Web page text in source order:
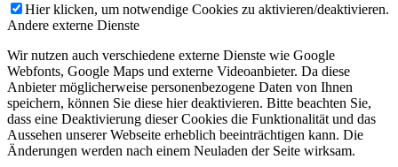
Hier klicken, um notwendige Cookies zu aktivieren/deaktivieren.
Andere externe Dienste
Wir nutzen auch verschiedene externe Dienste wie Google
Webfonts, Google Maps und externe Videoanbieter. Da diese
Anbieter möglicherweise personenbezogene Daten von Ihnen
speichern, können Sie diese hier deaktivieren. Bitte beachten Sie,
dass eine Deaktivierung dieser Cookies die Funktionalität und das
Aussehen unserer Webseite erheblich beeinträchtigen kann. Die
Änderungen werden nach einem Neuladen der Seite wirksam.